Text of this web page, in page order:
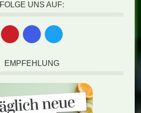
FOLGE UNS AUF:
EMPFEHLUNG